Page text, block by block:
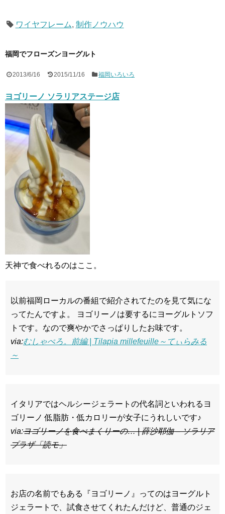
ワイヤフレーム, 制作ノウハウ
福岡でフローズンヨーグルト
2013/6/16 2015/11/16 福岡いろいろ
ヨゴリーノ ソラリアステージ店
天神で食べれるのはここ。
以前福岡ローカルの番組で紹介されてたのを見て気にな
ってたんですよ。 ヨゴリーノは要するにヨーグルトソフ
トです。なので爽やかでさっぱりしたお味です。
via:むしゃぺろ。前編 | Tilapia millefeuille～てぃらみる
～
イタリアではヘルシージェラートの代名詞といわれるヨ
ゴリーノ 低脂肪・低カロリーが女子にうれしいです♪
via:ヨゴリーノを食べまくりーの… | 薛沙耶伽 – ソラリア
プラザ「読モ」
お店の名前でもある『ヨゴリーノ』ってのはヨーグルト
ジェラートで、試食させてくれたんだけど、普通のジェ